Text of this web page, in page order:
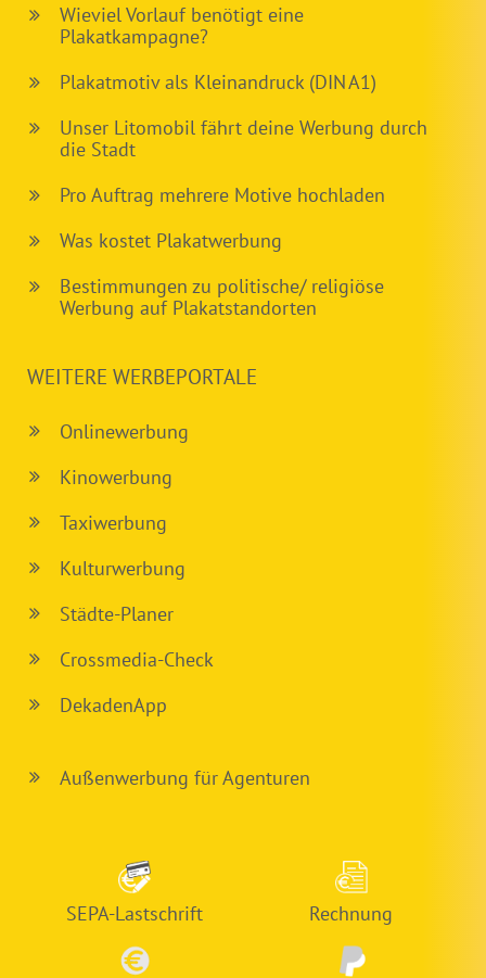
Wieviel Vorlauf benötigt eine
Plakatkampagne?
Plakatmotiv als Kleinandruck (DIN A1)
Unser Litomobil fährt deine Werbung durch
die Stadt
Pro Auftrag mehrere Motive hochladen
Was kostet Plakatwerbung
Bestimmungen zu politische/ religiöse
Werbung auf Plakatstandorten
WEITERE WERBEPORTALE
Onlinewerbung
Kinowerbung
Taxiwerbung
Kulturwerbung
Städte-Planer
Crossmedia-Check
DekadenApp
Außenwerbung für Agenturen
SEPA-Lastschrift Rechnung